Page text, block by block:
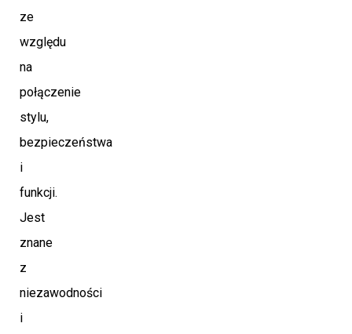
ze
względu
na
połączenie
stylu,
bezpieczeństwa
i
funkcji.
Jest
znane
z
niezawodności
i